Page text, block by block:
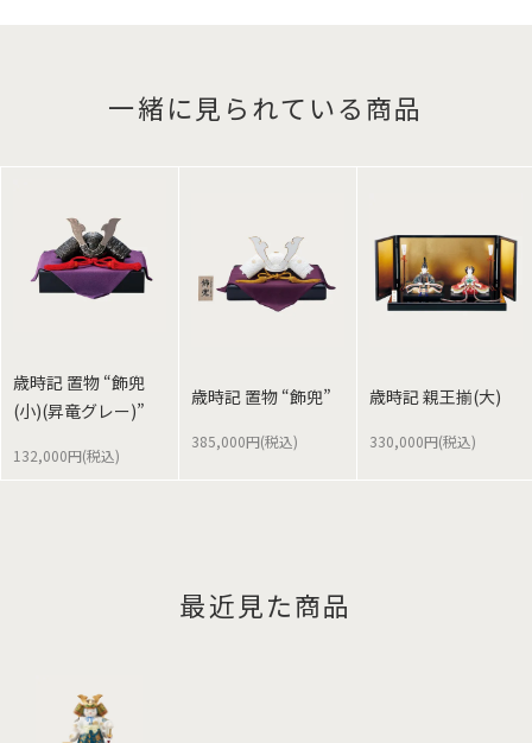
一緒に見られている商品
歳時記 置物 “飾兜
(小)(昇竜グレー)”
132,000円(税込)
歳時記 置物 “飾兜”
385,000円(税込)
歳時記 親王揃(大)
330,000円(税込)
最近見た商品